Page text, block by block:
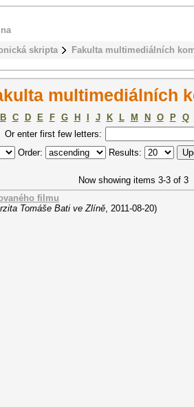
skripta Fakulta multimediálních
multimediálních
B C D E F G H J K L M N O P
Q
Or enter first few letters:
Order: Results:
Now showing items 3-3 of 3
filmu
Tomáše Bati ve Zlíně, 2011-08-20)